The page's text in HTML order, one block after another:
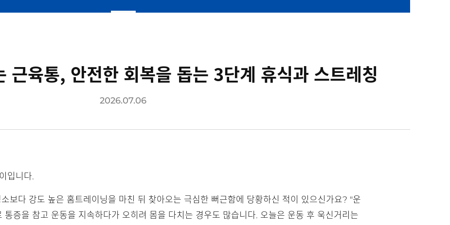
근육통, 안전한 회복을 돕는 3단계 휴식과 스트레칭
2026.07.06
입니다.
보다 강도 높은 홈트레이닝을 마친 뒤 찾아오는 극심한 뻐근함에 당황하신 적이 있으신가요? "운
통증을 참고 운동을 지속하다가 오히려 몸을 다치는 경우도 많습니다. 오늘은 운동 후 욱신거리는